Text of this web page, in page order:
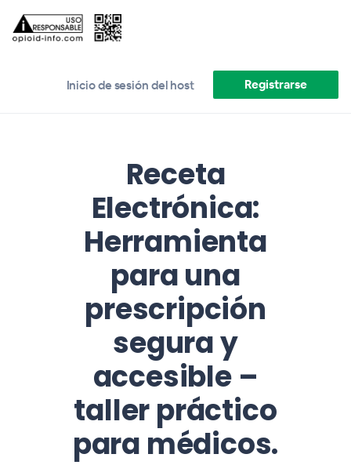
Inicio de sesión del host Registrarse
Receta
Electrónica:
Herramienta
para una
prescripción
segura y
accesible –
taller práctico
para médicos.